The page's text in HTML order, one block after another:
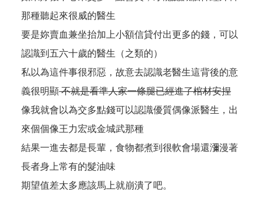
那種聽起來很威的醫生
要是妳賣血兼坐抬加上小額信貸付出更多的錢，可以
認識到五六十歲的醫生（之類的）
私以為這件事很邪惡，故意去認識老醫生這背後的意
義很明顯不就是看準人家一條腿已經進了棺材安捏
像我就會以為交多點錢可以認識優質偶像派醫生，出
來個個像王力宏或金城武那種
結果一進去都是長輩，食物都煮到很軟會場還瀰漫著
長者身上常有的髮油味
期望值差太多應該馬上就崩潰了吧。